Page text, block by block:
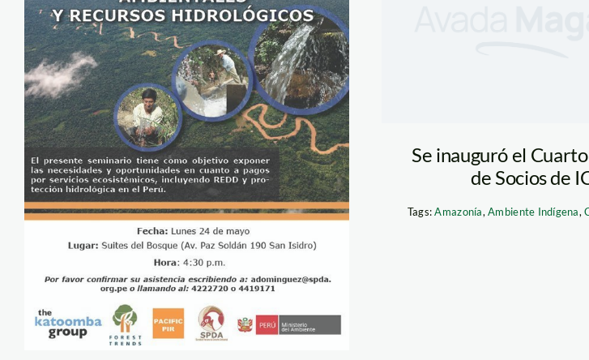
Se inauguró el
de Socios de
Tags:Amazonía,Ambiente Indígena,